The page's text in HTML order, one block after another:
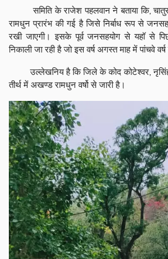
समिति के राजेश पहलवान ने बताया कि,
रामधुन प्रारंभ की गई है जिसे निर्बाध रूप से
रखी जाएगी। इसके पूर्व जनसहयोग से यहॉ से
निकाली जा रही है जो इस वर्ष अगस्त माह में पांचवे
उल्लेखनिय है कि जिले के कोद कोटेश्वर, नृसिंह
तीर्थ में अखण्ड रामधुन वर्षो से जारी है।